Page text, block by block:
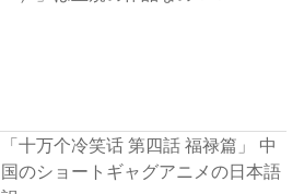
「十万个冷笑话 第四話 福禄篇」 中
国のショートギャグアニメの日本語